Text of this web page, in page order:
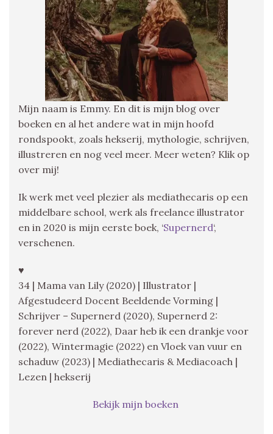
Mijn naam is Emmy. En dit is mijn blog over
boeken en al het andere wat in mijn hoofd
rondspookt, zoals hekserij, mythologie, schrijven,
illustreren en nog veel meer. Meer weten? Klik op
over mij!
Ik werk met veel plezier als mediathecaris op een
middelbare school, werk als freelance illustrator
en in 2020 is mijn eerste boek, ‘Supernerd‘,
verschenen.
♥
34 | Mama van Lily (2020) | Illustrator |
Afgestudeerd Docent Beeldende Vorming |
Schrijver – Supernerd (2020), Supernerd 2:
forever nerd (2022), Daar heb ik een drankje voor
(2022), Wintermagie (2022) en Vloek van vuur en
schaduw (2023) | Mediathecaris & Mediacoach |
Lezen | hekserij
Bekijk mijn boeken